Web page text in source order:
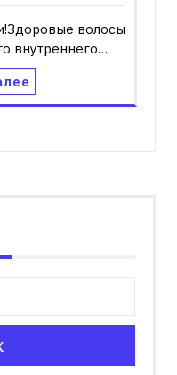
волосы
внутреннего…